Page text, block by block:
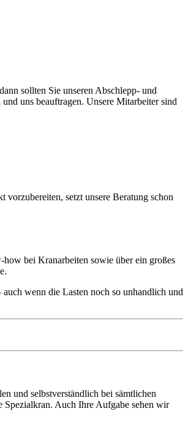
sollten Sie unseren Abschlepp- und
uns beauftragen. Unsere Mitarbeiter sind
setzt unsere Beratung schon
bei Kranarbeiten sowie über ein großes
wenn die Lasten noch so unhandlich und
und selbstverständlich bei sämtlichen
Auch Ihre Aufgabe sehen wir